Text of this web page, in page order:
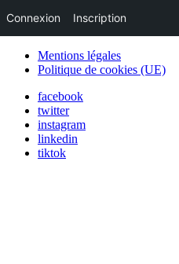
Mentions légales
Politique de cookies (UE)
facebook
twitter
instagram
linkedin
tiktok
Connexion Inscription